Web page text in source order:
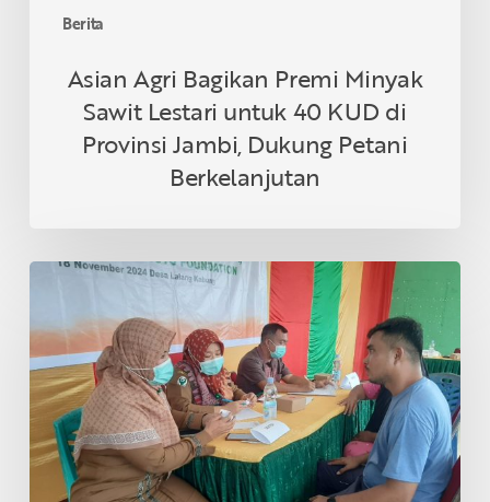
Berita
Dukung
Petani
Berkelanjutan
Asian Agri Bagikan Premi Minyak
Sawit Lestari untuk 40 KUD di
Provinsi Jambi, Dukung Petani
Berkelanjutan
Asian
&
Tanoto
Foundation
Gelar
Sehat
Bersama